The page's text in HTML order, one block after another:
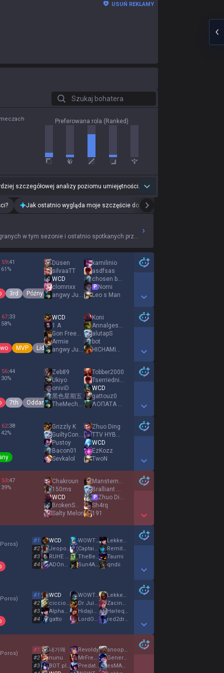
USUŃ REKLAMY
Szukaj bohatera
Preferowana rola (Ranked)
szczegółowej analizy poziomu umiejętności.
Jak ostatnio wygląda moje szczęście do drużyn?
w tym sezonie i ostatnio spotkanych przeciwników.
59:41
61 %
3rd Późny rozkwit
Düsen
silvaaTT
WCD
clomnxx
angwy Julia
kamilinio
asdfsas
chosen by grace
P Nomi
Leo s Man
Show More Detail Games
67:33
58%
MVP Lider
WCD
1 A
Gon Freecss
Armie
angwy Julia
Koni
Annalgesico33
alutapS
bot
HICHAMINHO
Show More Detail Games
56:44
30%
7th Oddany
Zeb89
Ukiyo
oniviD
黑色星期五
TheMechan1c
Tobber2000
Tserriednich
WCD
gattouz0
ΛΟΠΑΤΑ ΓΟΒHΑ
Show More Detail Games
62:38
42%
Grizzly K
GuiltyConscience
Pustoy
Bacon01
Sevkalol
Zhuo Ding
TTV HYBRADGE
WCD
EzKozz
TwoN
Show More Detail Games
53:47
39%
Chakroun
150ms
WCD
BrokenSMOKE
Salty Melon
Mansterninja
Bralliant Pete
P
Zhuo Ding
Sh4rq
191
Show More Detail Games
)
#1 WCD
#2
#3
Taumi
#4 qndii
Show More Detail Games
)
#1 WCD
#2
#3
#4 gatto
Show More Detail Games
)
#1 내가왜 Revoldy
#2 nunu
#3